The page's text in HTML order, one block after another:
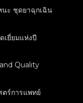
ะ ชุดยาฉุกเฉิน
เยี่ยมแห่งปี
Quality
ตร์การแพทย์